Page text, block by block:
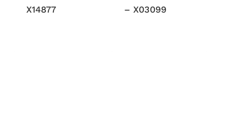
X14877
– X03099